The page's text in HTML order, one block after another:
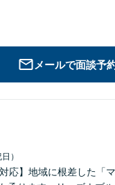
メールで面談予
）
応】地域に根差した「